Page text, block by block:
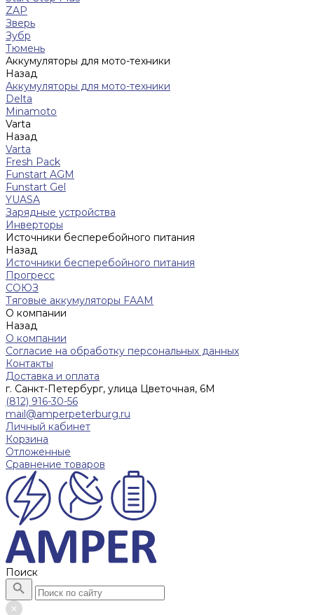
ZAP
Зверь
Зубр
Тюмень
Аккумуляторы для мото-техники
Назад
Аккумуляторы для мото-техники
Delta
Minamoto
Varta
Назад
Varta
Fresh Pack
Funstart AGM
Funstart Gel
YUASA
Зарядные устройства
Инверторы
Источники бесперебойного питания
Назад
Источники бесперебойного питания
Прогресс
СОЮЗ
Тяговые аккумуляторы FAAM
О компании
Назад
О компании
Согласие на обработку персональных данных
Контакты
Доставка и оплата
г. Санкт-Петербург, улица Цветочная, 6М
(812) 916-30-56
mail@amperpeterburg.ru
Личный кабинет
Корзина
Отложенные
Сравнение товаров
Поиск